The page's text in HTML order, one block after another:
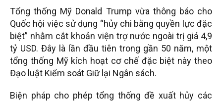
Tổng thống Mỹ Donald Trump vừa thông báo cho
Quốc hội việc sử dụng “hủy chi bằng quyền lực đặc
biệt” nhằm cắt khoản viện trợ nước ngoài trị giá 4,9
tỷ USD. Đây là lần đầu tiên trong gần 50 năm, một
tổng thống Mỹ kích hoạt cơ chế đặc biệt này theo
Đạo luật Kiểm soát Giữ lại Ngân sách.
Biện pháp cho phép tổng thống đề xuất hủy các